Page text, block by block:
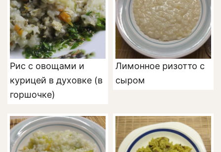
Рис с овощами и
курицей в духовке (в
горшочке)
Лимонное ризотто с
сыром